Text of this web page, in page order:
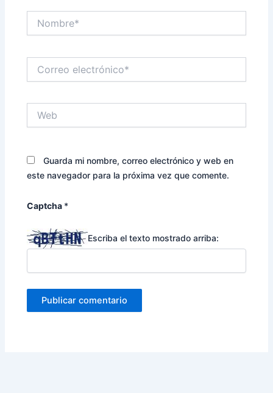
electrónico*
Guarda mi nombre, correo electrónico y web en
este navegador para la próxima vez que comente.
Captcha *
Escriba el texto mostrado arriba: